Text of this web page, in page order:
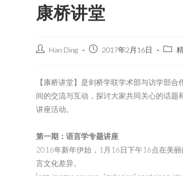
康桥讲堂
Han Ding 2017年2月16日
【康桥讲堂】是剑桥学联学术部与访学部
间的交流与互动，探讨大家共同关心的话
讲座活动。
第一期：语言学专题讲座
2016年新年伊始，1月16日下午16点在美
言文化差异。